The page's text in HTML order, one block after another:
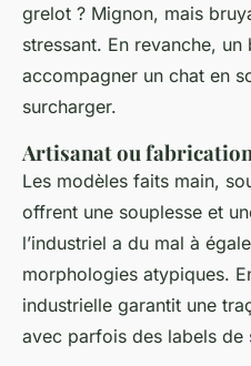
grelot ? Mignon, mais
stressant. En revanche,
accompagner un chat en
surcharger.
Artisanat ou
Les modèles faits main,
offrent une souplesse et
l’industriel a du mal à
morphologies atypiques.
industrielle garantit une
avec parfois des labels de